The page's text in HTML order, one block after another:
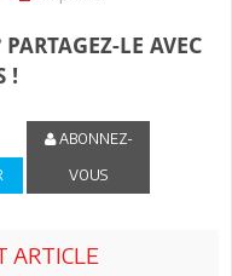
LE AVEC
!
ABONNEZ-
VOUS
ARTICLE